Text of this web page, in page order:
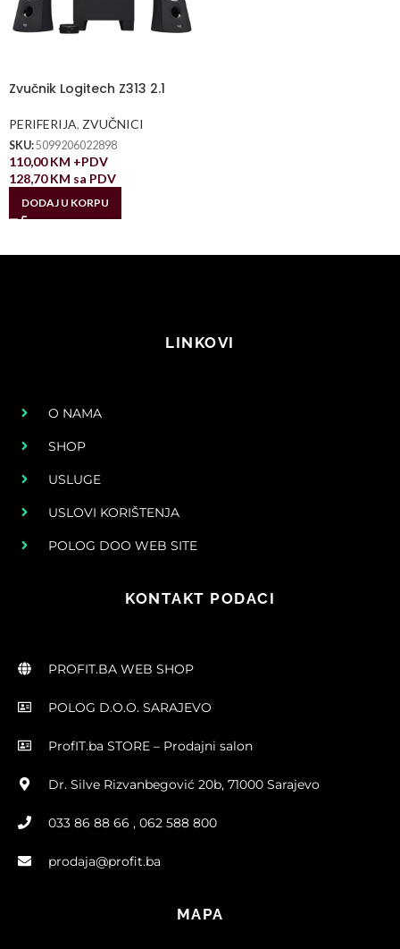
Zvučnik Logitech Z313 2.1
PERIFERIJA, ZVUČNICI
SKU:5099206022898
110,00KM +PDV
128,70KM sa PDV
DODAJ U KORPU
LINKOVI
O NAMA
SHOP
USLUGE
USLOVI KORIŠTENJA
POLOG DOO WEB SITE
KONTAKT PODACI
PROFIT.BA WEB SHOP
POLOG D.O.O. SARAJEVO
ProfIT.ba STORE – Prodajni salon
Dr. Silve Rizvanbegović 20b, 71000 Sarajevo
033 86 88 66 , 062 588 800
prodaja@profit.ba
MAPA